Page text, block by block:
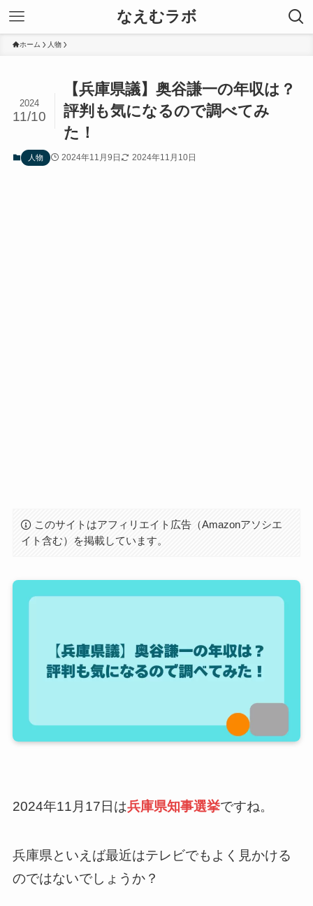
なえむラボ
ホーム 人物
【兵庫県議】奥谷謙一の年収は？
評判も気になるので調べてみ
た！
2024
11/10
人物 2024年11月9日 2024年11月10日
このサイトはアフィリエイト広告（Amazonアソシエ
イト含む）を掲載しています。
2024年11月17日は兵庫県知事選挙ですね。
兵庫県といえば最近はテレビでもよく見かける
のではないでしょうか？